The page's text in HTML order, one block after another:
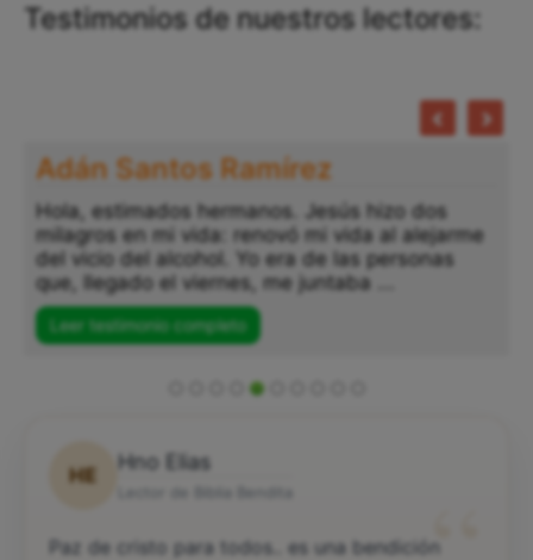
Testimonios de nuestros lectores:
Adán Santos Ramírez
Hola, estimados hermanos. Jesús hizo dos
milagros en mi vida: renovó mi vida al alejarme
del vicio del alcohol. Yo era de las personas
que, llegado el viernes, me juntaba ...
Leer testimonio completo
HE
Hno Elias
Paz de cristo para todos.. es una bendición